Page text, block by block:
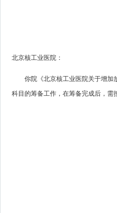
北京核工业医院：
你院《北京核工业医院关于增加
科目的筹备工作，在筹备完成后，